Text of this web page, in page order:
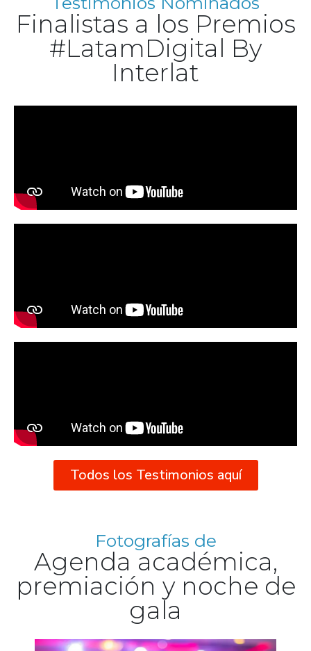
Finalistas a los Premios
#LatamDigital By
Interlat
Todos los Testimonios aquí
Fotografías de
Agenda académica,
premiación y noche de
gala